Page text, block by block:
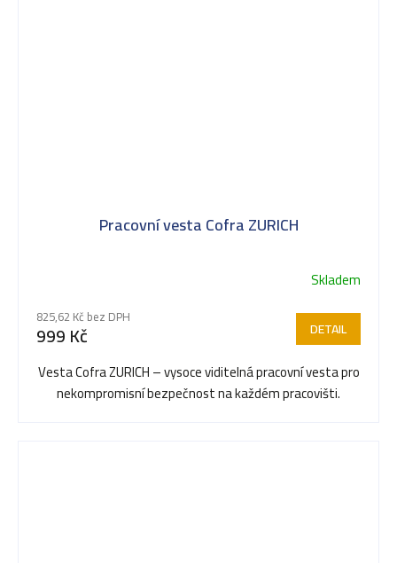
Pracovní vesta Cofra ZURICH
hodnocení
produktu
je
5,0
Skladem
825,62 Kč bez DPH
999 Kč DETAIL
Vesta Cofra ZURICH – vysoce viditelná pracovní vesta pro
nekompromisní bezpečnost na každém pracovišti.